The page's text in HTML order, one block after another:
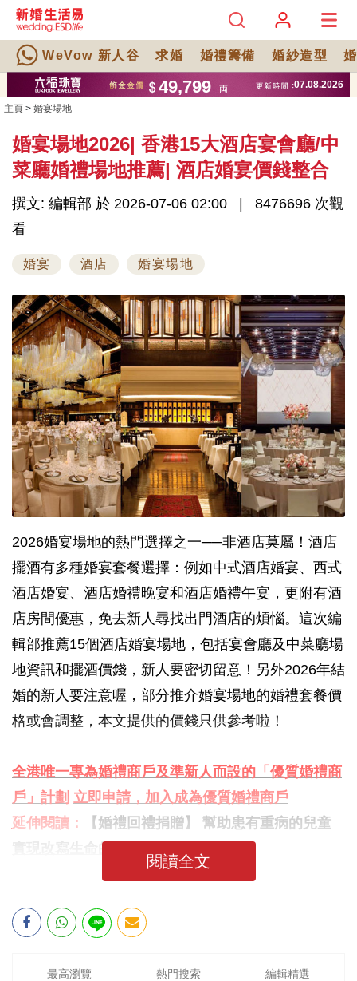
WeVow 新人谷 求婚 婚禮籌備 婚紗造型
主頁 > 婚宴場地
婚宴場地2026| 香港15大酒店宴會廳/中
菜廳婚禮場地推薦| 酒店婚宴價錢整合
撰文: 編輯部 於 2026-07-06 02:00
8476696 次觀
看
婚宴 酒店 婚宴場地
2026婚宴場地的熱門選擇之一──非酒店莫屬！酒店
擺酒有多種婚宴套餐選擇：例如中式酒店婚宴、西式
酒店婚宴、酒店婚禮晚宴和酒店婚禮午宴，更附有酒
店房間優惠，免去新人尋找出門酒店的煩惱。這次編
輯部推薦15個酒店婚宴場地，包括宴會廳及中菜廳場
地資訊和擺酒價錢，新人要密切留意！另外2026年結
婚的新人要注意喔，部分推介婚宴場地的婚禮套餐價
格或會調整，本文提供的價錢只供參考啦！
全港唯一專為婚禮商戶及準新人而設的「優質婚禮商
戶」計劃 立即申請，加入成為優質婚禮商戶
延伸閱讀：
【婚禮回禮捐贈】 幫助患有重病的兒童
實現改寫生命的願望歷程
閱讀全文
最高瀏覽 熱門搜索 編輯精選